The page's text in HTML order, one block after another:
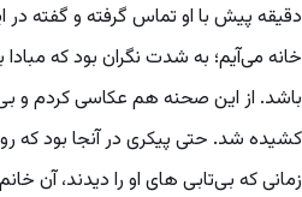
دقیقه پیش با او تماس گرفته و گفته
خانه می‌آیم؛ به شدت نگران بود که
باشد. از این صحنه هم عکاسی کردم و
کشیده شد. حتی پیکری در آنجا بود که
زمانی که بی‌تابی های او را دیدند، آن